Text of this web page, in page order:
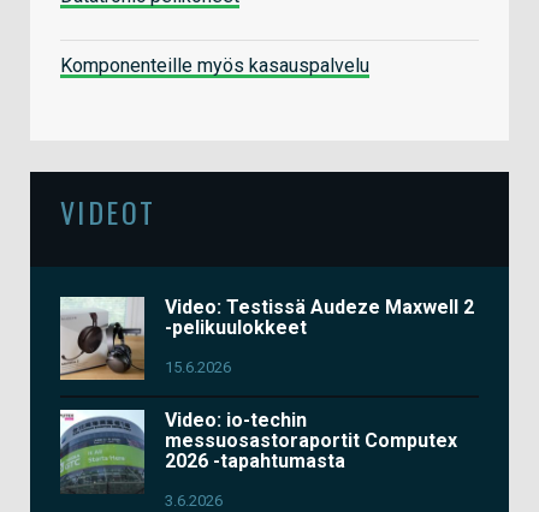
Komponenteille myös kasauspalvelu
VIDEOT
Video: Testissä Audeze Maxwell 2
-pelikuulokkeet
15.6.2026
Video: io-techin
messuosastoraportit Computex
2026 -tapahtumasta
3.6.2026